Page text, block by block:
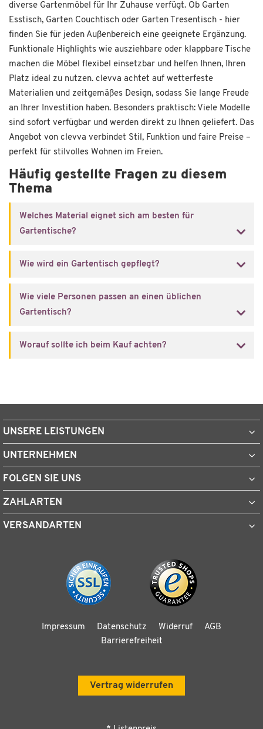
diverse Gartenmöbel für Ihr Zuhause verfügt. Ob Garten
Esstisch, Garten Couchtisch oder Garten Tresentisch - hier
finden Sie für jeden Außenbereich eine geeignete Ergänzung.
Funktionale Highlights wie ausziehbare oder klappbare Tische
machen die Möbel flexibel einsetzbar und helfen Ihnen, Ihren
Platz ideal zu nutzen. clevva achtet auf wetterfeste
Materialien und zeitgemäßes Design, sodass Sie lange Freude
an Ihrer Investition haben. Besonders praktisch: Viele Modelle
sind sofort verfügbar und werden direkt zu Ihnen geliefert. Das
Angebot von clevva verbindet Stil, Funktion und faire Preise –
perfekt für stilvolles Wohnen im Freien.
Häufig gestellte Fragen zu diesem
Thema
Welches Material eignet sich am besten für
Gartentische?
Wie wird ein Gartentisch gepflegt?
Wie viele Personen passen an einen üblichen
Gartentisch?
Worauf sollte ich beim Kauf achten?
UNSERE LEISTUNGEN
UNTERNEHMEN
FOLGEN SIE UNS
ZAHLARTEN
VERSANDARTEN
Impressum Datenschutz Widerruf
AGB
Barrierefreiheit
Vertrag widerrufen